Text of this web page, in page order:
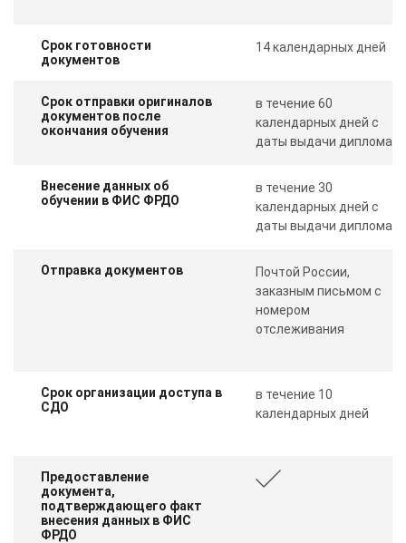
Срок готовности
документов
14 календарных дней
Срок отправки оригиналов
документов после
окончания обучения
в течение 60
календарных дней с
даты выдачи диплома
Внесение данных об
обучении в ФИС ФРДО
в течение 30
календарных дней с
даты выдачи диплома
Отправка документов
Почтой России,
заказным письмом с
номером
отслеживания
Срок организации доступа в
СДО
в течение 10
календарных дней
Предоставление
документа,
подтверждающего факт
внесения данных в ФИС
ФРДО